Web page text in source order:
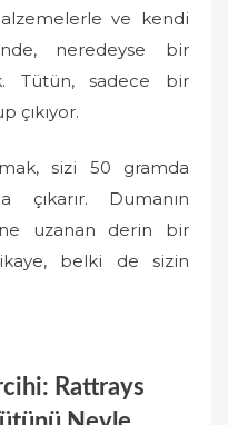
ve kendi
neredeyse bir
Tütün, sadece bir
çıkıyor.
sizi 50 gramda
çıkarır. Dumanın
uzanan derin bir
belki de sizin
Rattrays